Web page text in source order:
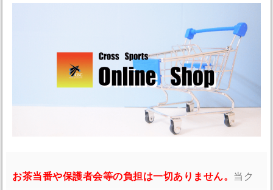
お茶当番や保護者会等の負担は一切ありません。 当ク